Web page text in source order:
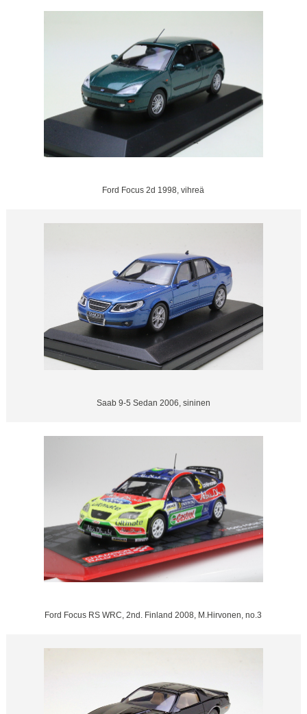
Ford Focus 2d 1998, vihreä
Saab 9-5 Sedan 2006, sininen
Ford Focus RS WRC, 2nd. Finland 2008, M.Hirvonen, no.3